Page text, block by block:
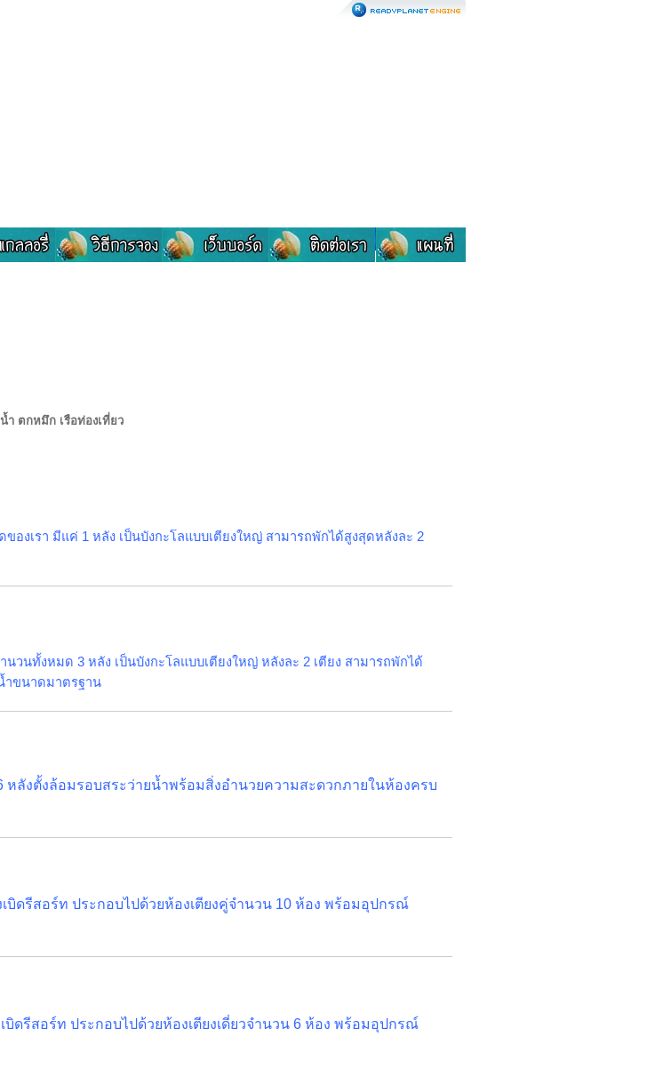
ำ ตกหมึก เรือท่องเที่ยว
องเรา มีแค่ 1 หลัง เป็นบังกะโลแบบเตียงใหญ่ สามารถพักได้สูงสุดหลังละ 2
วนทั้งหมด 3 หลัง เป็นบังกะโลแบบเตียงใหญ่ หลังละ 2 เตียง สามารถพักได้
ำขนาดมาตรฐาน
หลังตั้งล้อมรอบสระว่ายน้ำพร้อมสิ่งอำนวยความสะดวกภายในห้องครบ
เบิดรีสอร์ท ประกอบไปด้วยห้องเตียงคู่จำนวน 10 ห้อง พร้อมอุปกรณ์
เบิดรีสอร์ท ประกอบไปด้วยห้องเตียงเดี่ยวจำนวน 6 ห้อง พร้อมอุปกรณ์